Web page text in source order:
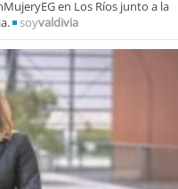
en Los Ríos junto a la
soyvaldivia